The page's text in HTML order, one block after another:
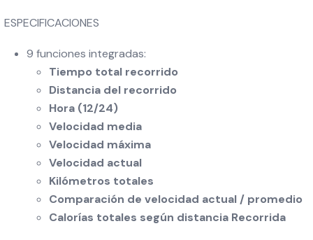
ESPECIFICACIONES
9 funciones integradas:
Tiempo total recorrido
Distancia del recorrido
Hora (12/24)
Velocidad media
Velocidad máxima
Velocidad actual
Kilómetros totales
Comparación de velocidad actual / promedio
Calorías totales según distancia Recorrida